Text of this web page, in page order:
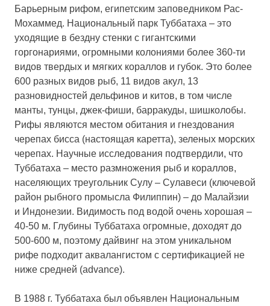
Барьерным рифом, египетским заповедником Рас-
Мохаммед. Национальный парк Туббатаха – это
уходящие в бездну стенки с гигантскими
горгонариями, огромными колониями более 360-ти
видов твердых и мягких кораллов и губок. Это более
600 разных видов рыб, 11 видов акул, 13
разновидностей дельфинов и китов, в том числе
манты, тунцы, джек-фиши, барракуды, шишколобы.
Рифы являются местом обитания и гнездования
черепах бисса (настоящая каретта), зеленых морских
черепах. Научные исследования подтвердили, что
Туббатаха – место размножения рыб и кораллов,
населяющих треугольник Сулу – Сулавеси (ключевой
район рыбного промысла Филиппин) – до Малайзии
и Индонезии. Видимость под водой очень хорошая –
40-50 м. Глубины Туббатаха огромные, доходят до
500-600 м, поэтому дайвинг на этом уникальном
рифе подходит аквалангистом с сертификацией не
ниже средней (advance).
В 1988 г. Туббатаха был объявлен Национальным